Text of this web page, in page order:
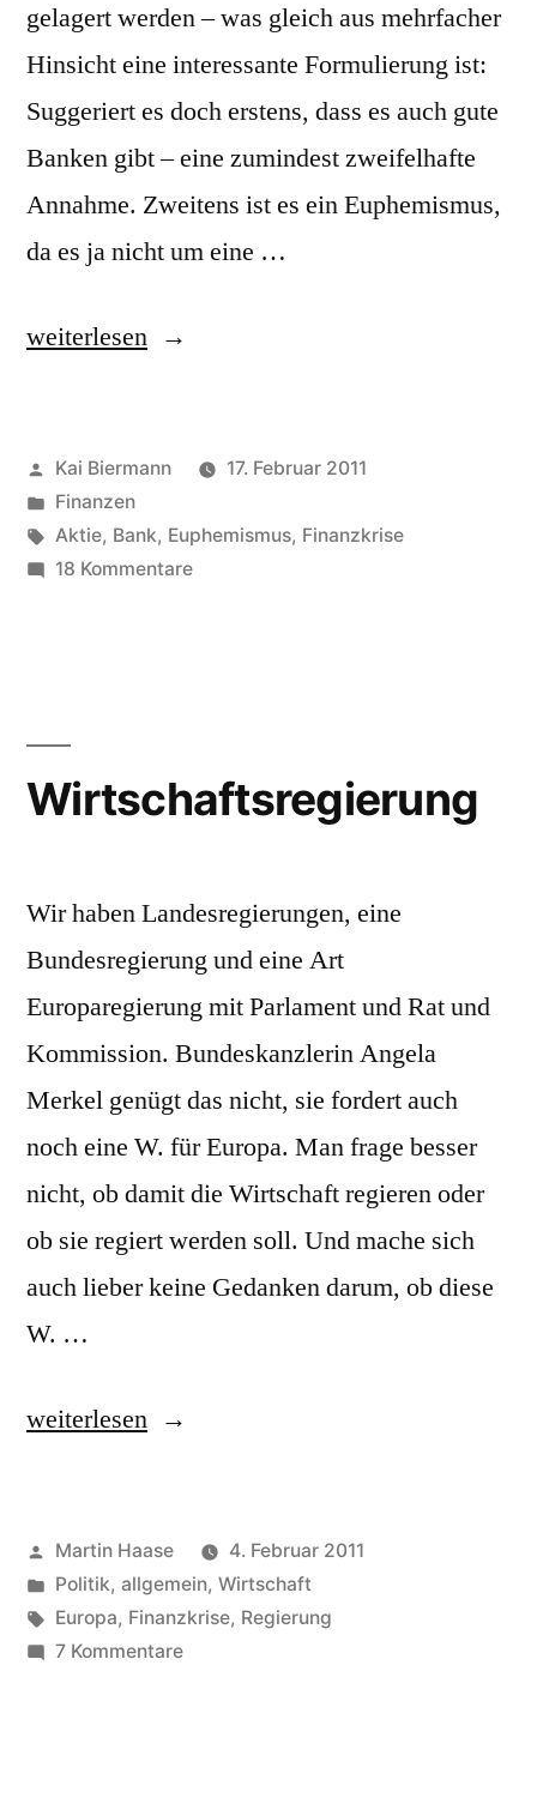
gelagert werden – was gleich aus mehrfacher
Hinsicht eine interessante Formulierung ist:
Suggeriert es doch erstens, dass es auch gute
Banken gibt – eine zumindest zweifelhafte
Annahme. Zweitens ist es ein Euphemismus,
da es ja nicht um eine …
„Bad
weiterlesen
Veröffentlicht
von
Kai Biermann
17. Februar 2011
Veröffentlicht
in
Finanzen
Schlagwörter:
Aktie, Bank, Euphemismus, Finanzkrise
18 Kommentarezu
Wirtschaftsregierung
Wir haben Landesregierungen, eine
Bundesregierung und eine Art
Europaregierung mit Parlament und Rat und
Kommission. Bundeskanzlerin Angela
Merkel genügt das nicht, sie fordert auch
noch eine W. für Europa. Man frage besser
nicht, ob damit die Wirtschaft regieren oder
ob sie regiert werden soll. Und mache sich
auch lieber keine Gedanken darum, ob diese
W. …
„Wirtschaftsregierung“
weiterlesen
Veröffentlicht
von
Martin Haase
4. Februar 2011
Veröffentlicht
in
Politik, allgemein, Wirtschaft
Schlagwörter:
Europa, Finanzkrise, Regierung
7 Kommentarezu